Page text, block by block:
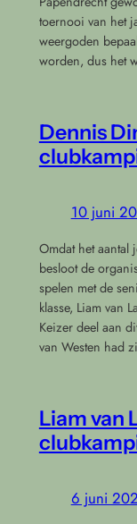
toernooi van het
weergoden
worden, dus het
Dennis
10 juni
Omdat het aantal
besloot de
spelen met de
klasse, Liam van
Keizer deel aan
van Westen had
Liam van
6 juni